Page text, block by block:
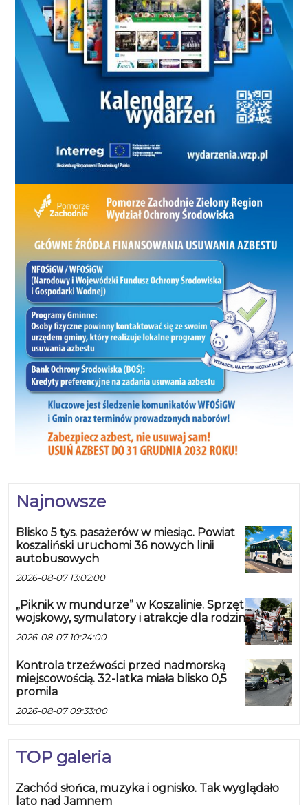
Najnowsze
Blisko 5 tys. pasażerów w miesiąc. Powiat
koszaliński uruchomi 36 nowych linii
autobusowych
2026-08-07 13:02:00
„Piknik w mundurze” w Koszalinie. Sprzęt
wojskowy, symulatory i atrakcje dla rodzin
2026-08-07 10:24:00
Kontrola trzeźwości przed nadmorską
miejscowością. 32-latka miała blisko 0,5
promila
2026-08-07 09:33:00
TOP galeria
Zachód słońca, muzyka i ognisko. Tak wyglądało
lato nad Jamnem